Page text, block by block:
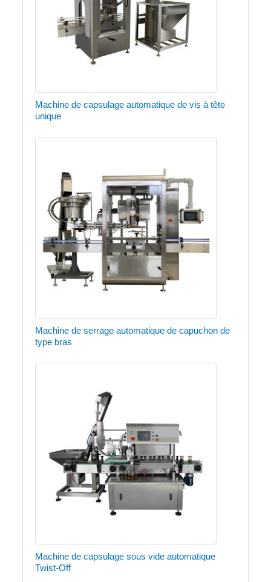
Machine de capsulage automatique de vis à tête
unique
Machine de serrage automatique de capuchon de
type bras
Machine de capsulage sous vide automatique
Twist-Off